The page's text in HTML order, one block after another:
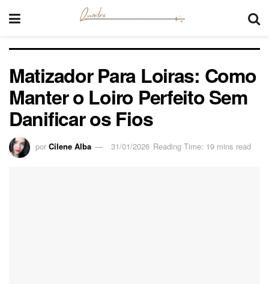
Matizador Para Loiras: Como
Manter o Loiro Perfeito Sem
Danificar os Fios
por Cilene Alba 31/01/2026 Reading Time: 19 mins read